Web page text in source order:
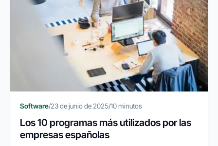
Software/23 de junio de 2025/10 minutos
Los 10 programas más utilizados por las
empresas españolas